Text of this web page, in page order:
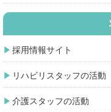
採用情報サイト
リハビリスタッフの活動
介護スタッフの活動